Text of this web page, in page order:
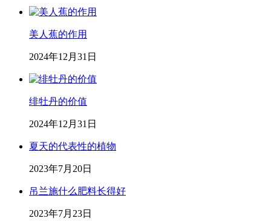
美人蕉的作用
2024年12月31日
绯牡丹的价值
2024年12月31日
夏天的代表性的植物
2023年7月20日
吊兰施什么肥料长得好
2023年7月23日